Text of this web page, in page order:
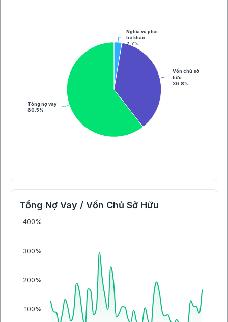
Nghĩa vụ phải
trả khác
2.7%
Vốn chủ sở
hữu
36.8%
Tổng nợ vay
60.5%
Tổng Nợ Vay / Vốn Chủ Sở Hữu
100%
200%
300%
400%